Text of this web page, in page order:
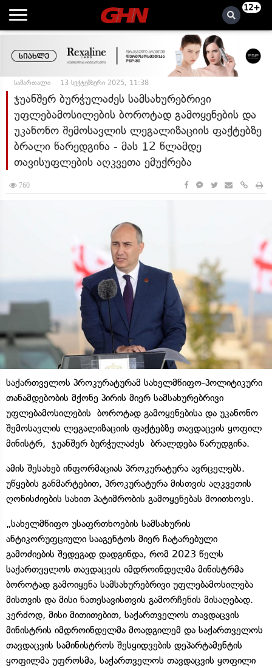
12+
სამართალი 13 სექტემბერი 2025, 11:38
ჯუანშერ ბურჭულაძეს სამსახურებრივი
უფლებამოსილების ბოროტად გამოყენების და
უკანონო შემოსავლის ლეგალიზაციის ფაქტებზე
ბრალი წარედგინა - მას 12 წლამდე
თავისუფლების აღკვეთა ემუქრება
760
საქართველოს პროკურატურამ სახელმწიფო-პოლიტიკური
თანამდებობის მქონე პირის მიერ სამსახურებრივი
უფლებამოსილების ბოროტად გამოყენებისა და უკანონო
შემოსავლის ლეგალიზაციის ფაქტებზე თავდაცვის ყოფილ
მინისტრ, ჯუანშერ ბურჭულაძეს ბრალდება წარუდგინა.
ამის შესახებ ინფორმაციას პროკურატურა ავრცელებს.
უწყების განმარტებით, პროკურატურა მისთვის აღკვეთის
ღონისძიების სახით პატიმრობის გამოყენებას მოითხოვს.
„სახელმწიფო უსაფრთხოების სამსახურის
ანტიკორუფციული სააგენტოს მიერ ჩატარებული
გამოძიების შედეგად დადგინდა, რომ 2023 წელს
საქართველოს თავდაცვის იმდროინდელმა მინისტრმა
ბოროტად გამოიყენა სამსახურებრივი უფლებამოსილება
მისთვის და მისი ნათესავისთვის გამორჩენის მისაღებად.
კერძოდ, მისი მითითებით, საქართველოს თავდაცვის
მინისტრის იმდროინდელმა მოადგილემ და საქართველოს
თავდაცვის სამინისტროს შესყიდვების დეპარტამენტის
ყოფილმა უფროსმა, საქართველოს თავდაცვის ყოფილი